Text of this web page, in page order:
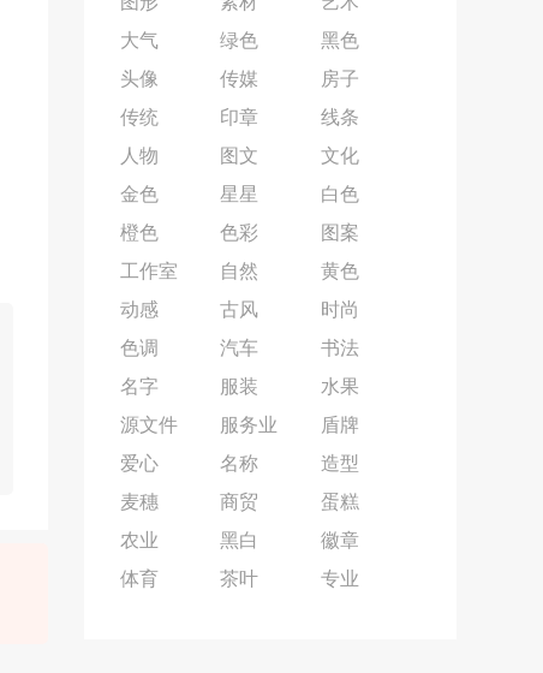
大气
绿色
黑色
头像
传媒
房子
传统
印章
线条
人物
图文
文化
金色
星星
白色
橙色
色彩
图案
工作室
自然
黄色
动感
古风
时尚
色调
汽车
书法
名字
服装
水果
源文件
服务业
盾牌
爱心
名称
造型
麦穗
商贸
蛋糕
农业
黑白
徽章
体育
茶叶 专业